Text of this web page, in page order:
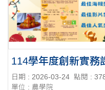
114學年度創新實務
日期 : 2026-03-24 點閱 :
單位 : 農學院